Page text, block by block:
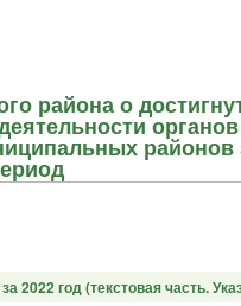
района о
2022 год (текстовая часть.